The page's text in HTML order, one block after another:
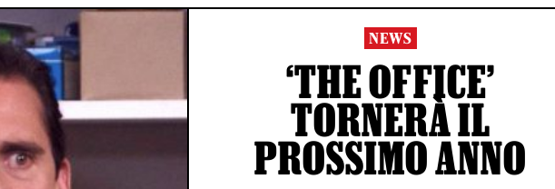
NEWS
‘THE OFFICE’
TORNERÀ IL
PROSSIMO ANNO